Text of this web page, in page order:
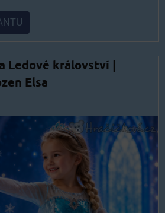
Ledové království |
Elsa